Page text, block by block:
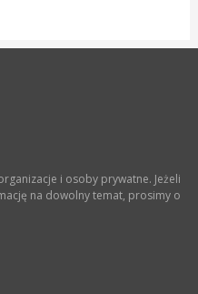
i osoby prywatne. Jeżeli
na dowolny temat, prosimy o